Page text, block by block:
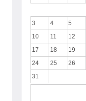
3
4 5
10
11 12
17
18 19
24
25 26
31